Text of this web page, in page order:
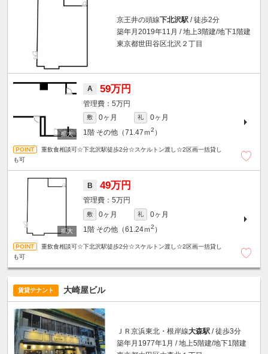
京王井の頭線下北沢駅 / 徒歩2分
築年月2019年11月 / 地上3階建/地下1階建
東京都世田谷区北沢２丁目
A 59万円
5万円
敷 0ヶ月 礼
0ヶ月
1階 その他（71.47ｍ2 ）
重飲食相談可☆下北沢駅徒歩2分☆スケルトン渡し☆2区画一括貸し
も可
B 49万円
5万円
敷 0ヶ月 礼
0ヶ月
1階 その他（61.24ｍ2 ）
重飲食相談可☆下北沢駅徒歩2分☆スケルトン渡し☆2区画一括貸し
も可
賃貸テナント 大崎屋ビル
ＪＲ京浜東北・根岸線大森駅 / 徒歩3分
築年月1977年1月 / 地上5階建/地下1階建